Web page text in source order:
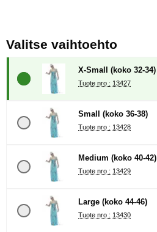
Valitse vaihtoehto
X-Small (koko 32-34)
Tuote nro : 13427
Small (koko 36-38)
Tuote nro : 13428
Medium (koko 40-42)
Tuote nro : 13429
Large (koko 44-46)
Tuote nro : 13430